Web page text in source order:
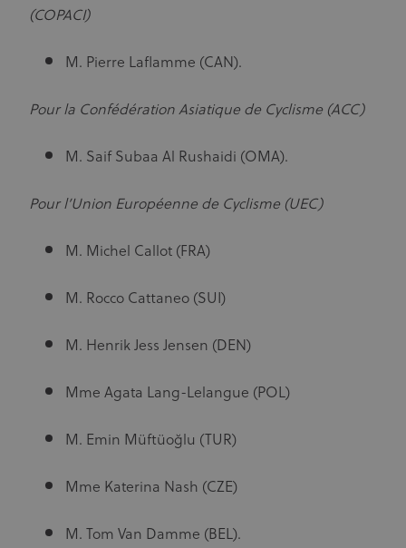
(COPACI)
M. Pierre Laflamme (CAN).
Pour la Confédération Asiatique de Cyclisme (ACC)
M. Saif Subaa Al Rushaidi (OMA).
Pour l’Union Européenne de Cyclisme (UEC)
M. Michel Callot (FRA)
M. Rocco Cattaneo (SUI)
M. Henrik Jess Jensen (DEN)
Mme Agata Lang-Lelangue (POL)
M. Emin Müftüoğlu (TUR)
Mme Katerina Nash (CZE)
M. Tom Van Damme (BEL).